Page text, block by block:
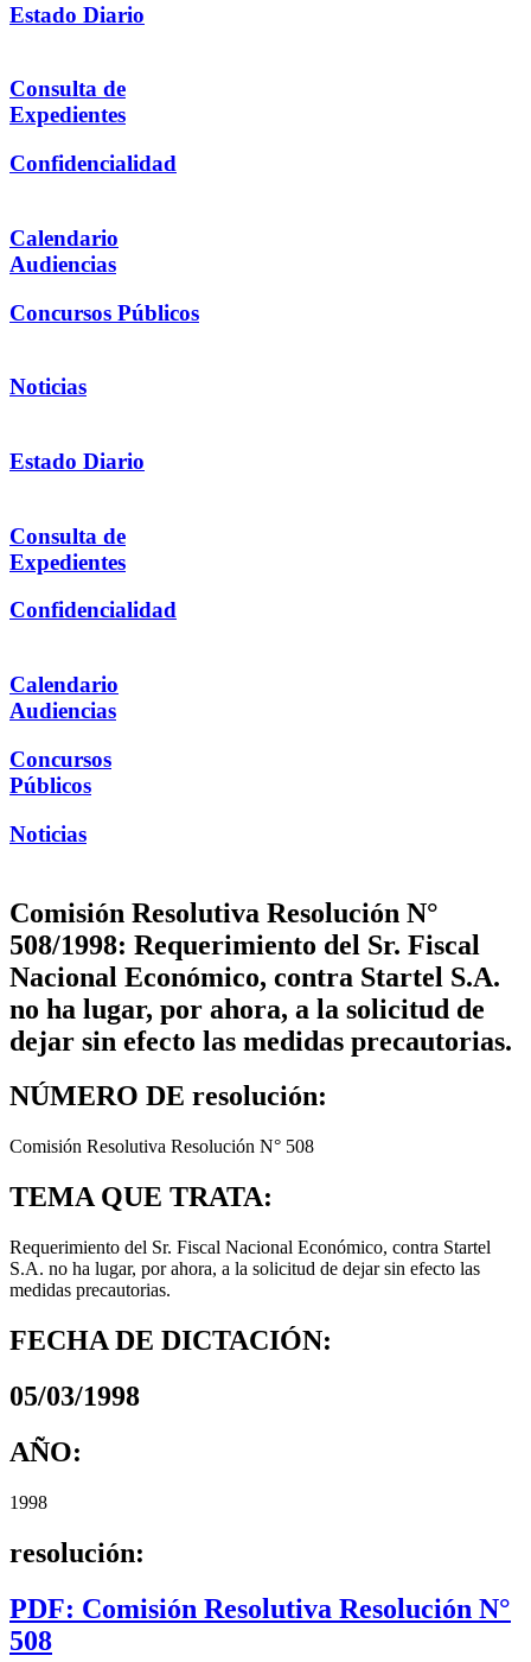
Estado Diario
Consulta de
Expedientes
Confidencialidad
Calendario
Audiencias
Concursos Públicos
Noticias
Estado Diario
Consulta de
Expedientes
Confidencialidad
Calendario
Audiencias
Concursos
Públicos
Noticias
Comisión Resolutiva Resolución N°
508/1998: Requerimiento del Sr. Fiscal
Nacional Económico, contra Startel S.A.
no ha lugar, por ahora, a la solicitud de
dejar sin efecto las medidas precautorias.
NÚMERO DE resolución:
Comisión Resolutiva Resolución N° 508
TEMA QUE TRATA:
Requerimiento del Sr. Fiscal Nacional Económico, contra Startel
S.A. no ha lugar, por ahora, a la solicitud de dejar sin efecto las
medidas precautorias.
FECHA DE DICTACIÓN:
05/03/1998
AÑO:
1998
resolución:
PDF: Comisión Resolutiva Resolución N°
508